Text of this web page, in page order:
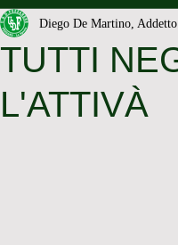
TUTTI
L'ATTIVÀ
Diego De Martino, Addetto